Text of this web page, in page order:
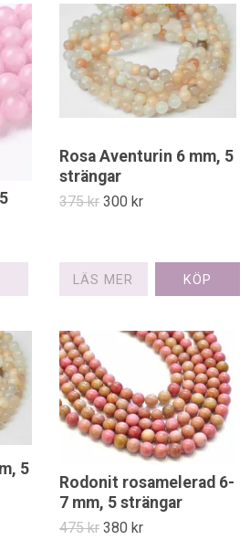
Rosa Aventurin 6 mm, 5
strängar
375 kr 300 kr
LÄS MER
5
Rodonit rosamelerad 6-
7 mm, 5 strängar
475 kr 380 kr